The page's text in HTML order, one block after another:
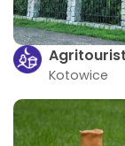
Kotowice